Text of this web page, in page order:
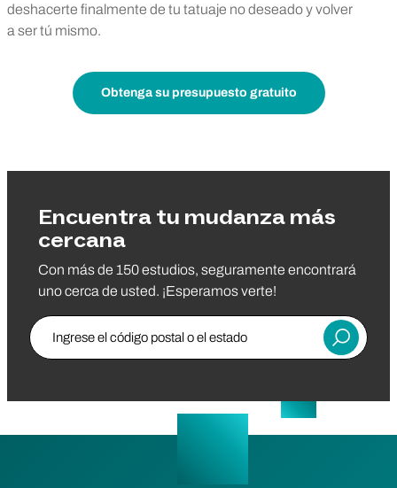
deshacerte finalmente de tu tatuaje no deseado y volver
a ser tú mismo.
Obtenga su presupuesto gratuito
Encuentra tu mudanza más
cercana
Con más de 150 estudios, seguramente encontrará
uno cerca de usted. ¡Esperamos verte!
Ingrese el código postal o el estado
Entregar